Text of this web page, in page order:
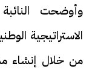
وأوضحت
الاستراتيجية
من خلال إنشاء